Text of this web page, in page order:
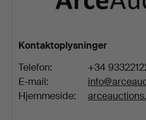
Auctions
Kontaktoplysninger
Telefon:
+34
E-mail:
Hjemmeside: